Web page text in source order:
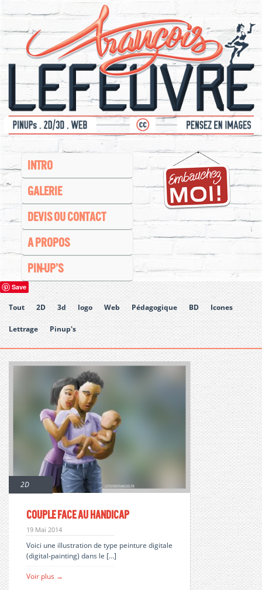
INTRO
GALERIE
DEVIS OU CONTACT
A PROPOS
PIN-UP’S
Save
Tout 2D 3d logo Web Pédagogique BD Icones
Lettrage Pinup's
2D
Couple face au handicap
19 Mai 2014
Voici une illustration de type peinture digitale
(digital-painting) dans le […]
Voir plus →